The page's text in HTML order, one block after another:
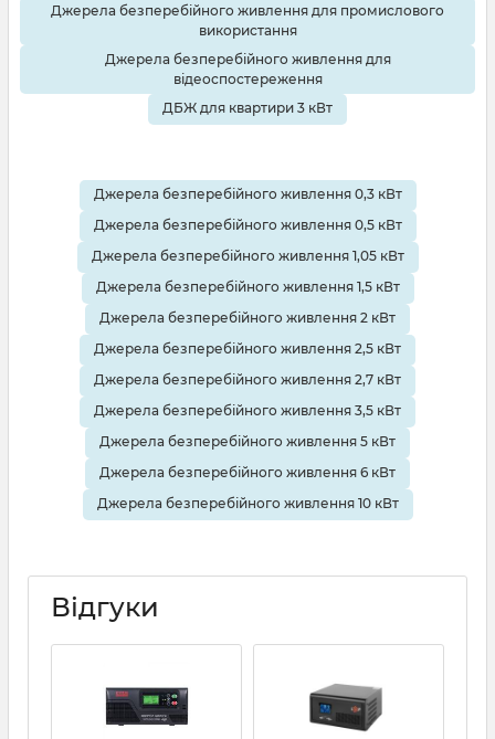
Джерела безперебійного живлення для промислового
використання
Джерела безперебійного живлення для
відеоспостереження
ДБЖ для квартири 3 кВт
Джерела безперебійного живлення 0,3 кВт
Джерела безперебійного живлення 0,5 кВт
Джерела безперебійного живлення 1,05 кВт
Джерела безперебійного живлення 1,5 кВт
Джерела безперебійного живлення 2 кВт
Джерела безперебійного живлення 2,5 кВт
Джерела безперебійного живлення 2,7 кВт
Джерела безперебійного живлення 3,5 кВт
Джерела безперебійного живлення 5 кВт
Джерела безперебійного живлення 6 кВт
Джерела безперебійного живлення 10 кВт
Відгуки